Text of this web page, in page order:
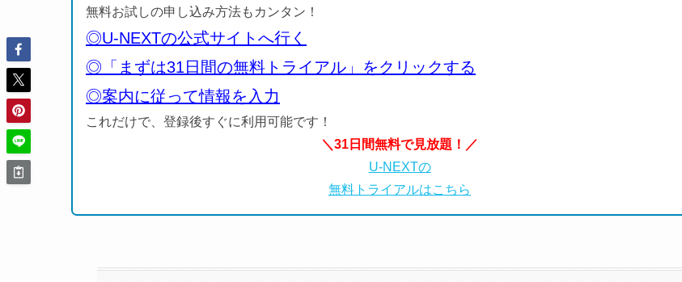
無料お試しの申し込み方法もカンタン！
◎U-NEXTの公式サイトへ行く
◎「まずは31日間の無料トライアル」をクリックする
◎案内に従って情報を入力
これだけで、登録後すぐに利用可能です！
＼31日間無料で見放題！／
U-NEXTの
無料トライアルはこちら